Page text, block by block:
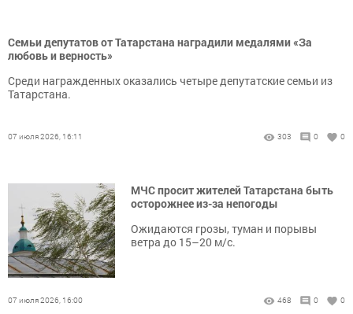
Семьи депутатов от Татарстана наградили медалями «За
любовь и верность»
Среди награжденных оказались четыре депутатские семьи из
Татарстана.
07 июля 2026, 16:11 303 0 0
МЧС просит жителей Татарстана быть
осторожнее из-за непогоды
Ожидаются грозы, туман и порывы
ветра до 15–20 м/с.
07 июля 2026, 16:00 468 0 0